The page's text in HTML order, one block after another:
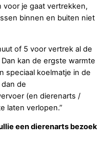
voor je gaat vertrekken,
binnen en buiten niet
of 5 voor vertrek al de
kan de ergste warmte
speciaal koelmatje in de
de
(en dierenarts /
laten verlopen.”
een dierenarts bezoek